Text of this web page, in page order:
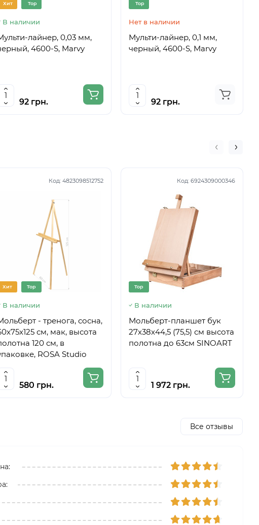
Хит Top
В наличии
лайнер, 0,03 мм,
4600-S, Marvy
92 грн.
Top
Нет в наличии
Мульти-лайнер, 0,1 мм,
черный, 4600-S, Marvy
92 грн.
Код: 4823098512752
Хит Top
В наличии
- тренога, сосна,
см, мак, высота
120 см, в
ROSA Studio
580 грн.
Код: 6924309000346
Top
В наличии
Мольберт-планшет бук
27х38х44,5 (75,5) см высота
полотна до 63см SINOART
1 972 грн.
Все отзывы